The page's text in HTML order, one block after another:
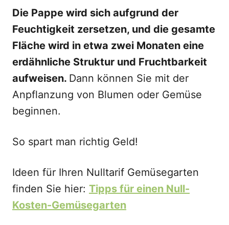
Die Pappe wird sich aufgrund der
Feuchtigkeit zersetzen, und die gesamte
Fläche wird in etwa zwei Monaten eine
erdähnliche Struktur und Fruchtbarkeit
aufweisen. Dann können Sie mit der
Anpflanzung von Blumen oder Gemüse
beginnen.
So spart man richtig Geld!
Ideen für Ihren Nulltarif Gemüsegarten
finden Sie hier: Tipps für einen Null-
Kosten-Gemüsegarten